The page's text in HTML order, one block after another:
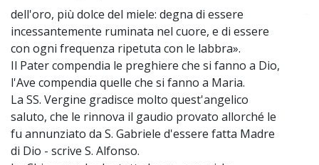
dell'oro, più dolce del miele: degna di essere
incessantemente ruminata nel cuore, e di essere
con ogni frequenza ripetuta con le labbra».
Il Pater compendia le preghiere che si fanno a Dio,
l'Ave compendia quelle che si fanno a Maria.
La SS. Vergine gradisce molto quest'angelico
saluto, che le rinnova il gaudio provato allorché le
fu annunziato da S. Gabriele d'essere fatta Madre
di Dio - scrive S. Alfonso.